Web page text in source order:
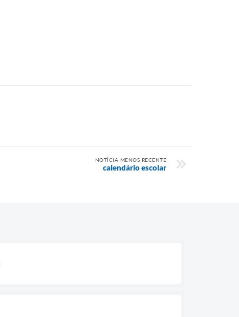
NOTÍCIA MENOS RECENTE
calendário escolar